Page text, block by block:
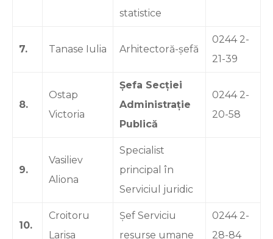
statistice
7. Tanase Iulia Arhitectoră-șefă
0244 2-
21-39
8.
Ostap
Victoria
Șefa Secției
Administrație
Publică
0244 2-
20-58
9.
Vasiliev
Aliona
Specialist
principal în
Serviciul juridic
10.
Croitoru
Larisa
Șef Serviciu
resurse umane
0244 2-
28-84